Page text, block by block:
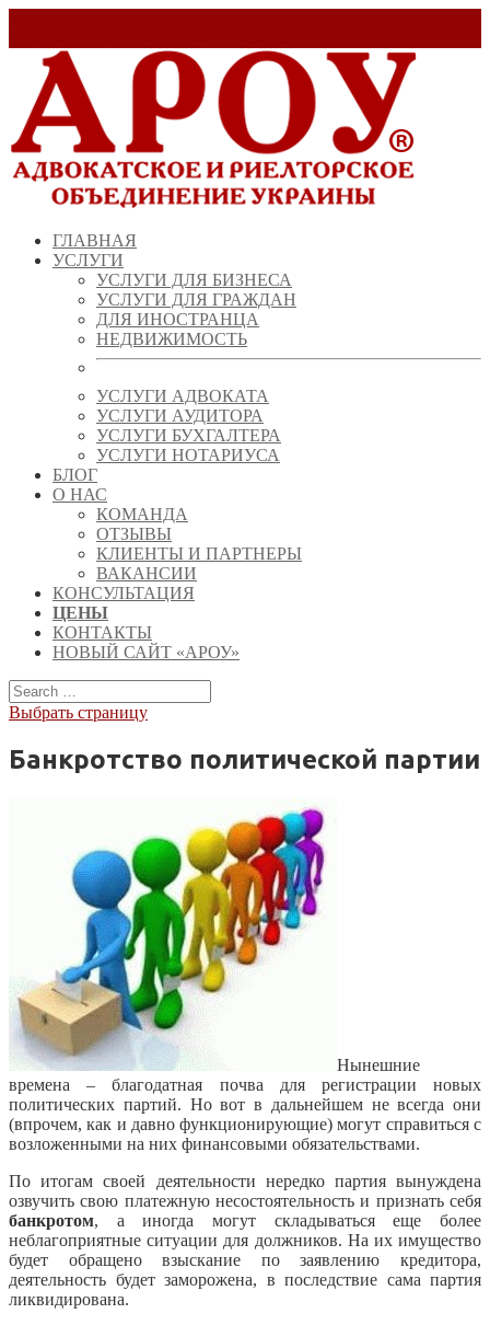
ГЛАВНАЯ
УСЛУГИ
УСЛУГИ ДЛЯ БИЗНЕСА
УСЛУГИ ДЛЯ ГРАЖДАН
ДЛЯ ИНОСТРАНЦА
НЕДВИЖИМОСТЬ
УСЛУГИ АДВОКАТА
УСЛУГИ АУДИТОРА
УСЛУГИ БУХГАЛТЕРА
УСЛУГИ НОТАРИУСА
БЛОГ
О НАС
КОМАНДА
ОТЗЫВЫ
КЛИЕНТЫ И ПАРТНЕРЫ
ВАКАНСИИ
КОНСУЛЬТАЦИЯ
ЦЕНЫ
КОНТАКТЫ
НОВЫЙ САЙТ «АРОУ»
Выбрать страницу
Банкротство политической партии
Нынешние
времена – благодатная почва для регистрации новых
политических партий. Но вот в дальнейшем не всегда они
(впрочем, как и давно функционирующие) могут справиться с
возложенными на них финансовыми обязательствами.
По итогам своей деятельности нередко партия вынуждена
озвучить свою платежную несостоятельность и признать себя
банкротом, а иногда могут складываться еще более
неблагоприятные ситуации для должников. На их имущество
будет обращено взыскание по заявлению кредитора,
деятельность будет заморожена, в последствие сама партия
ликвидирована.